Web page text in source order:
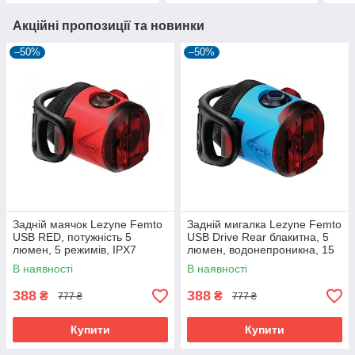
Акційні пропозиції та новинки
–50%
Задній маячок Lezyne Femto
USB RED, потужність 5
люмен, 5 режимів, IPX7
В наявності
388 ₴ 777 ₴
Купити
–50%
Задній мигалка Lezyne Femto
USB Drive Rear блакитна, 5
люмен, водонепроникна, 15
годин роботи.
В наявності
388 ₴ 777 ₴
Купити